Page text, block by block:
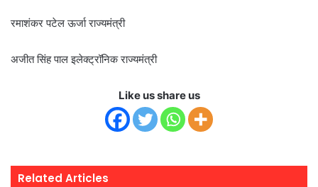
रमाशंकर पटेल ऊर्जा राज्यमंत्री
अजीत सिंह पाल इलेक्ट्रॉनिक राज्यमंत्री
Like us share us
Related Articles